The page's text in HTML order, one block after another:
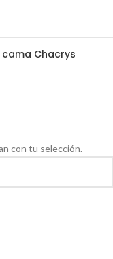
Chacrys
con tu selección.